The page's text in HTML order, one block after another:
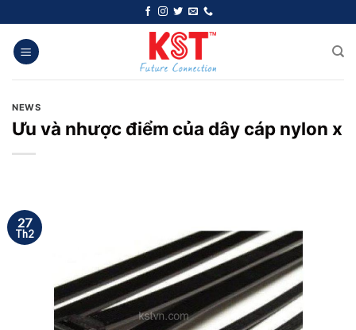
đến
nội
dung
NEWS
Ưu và nhược điểm của dây cáp nylon x
27
Th2